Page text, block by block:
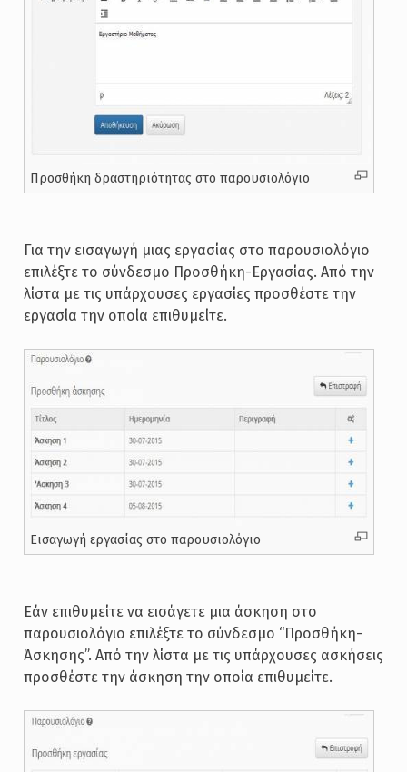
Προσθήκη δραστηριότητας στο παρουσιολόγιο
Για την εισαγωγή μιας εργασίας στο παρουσιολόγιο
επιλέξτε το σύνδεσμο Προσθήκη-Εργασίας. Από την
λίστα με τις υπάρχουσες εργασίες προσθέστε την
εργασία την οποία επιθυμείτε.
Εισαγωγή εργασίας στο παρουσιολόγιο
Εάν επιθυμείτε να εισάγετε μια άσκηση στο
παρουσιολόγιο επιλέξτε το σύνδεσμο “Προσθήκη-
Άσκησης”. Από την λίστα με τις υπάρχουσες ασκήσεις
προσθέστε την άσκηση την οποία επιθυμείτε.